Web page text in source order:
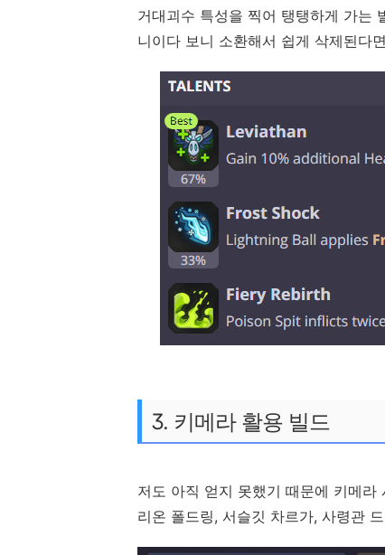
거대괴수 특성을 찍어 탱탱하게 가는
니이다 보니 소환해서 쉽게 삭제된다
3. 키메라 활용 빌드
저도 아직 얻지 못했기 때문에 키메
리온 폴드링, 서슬깃 차르가, 사령관